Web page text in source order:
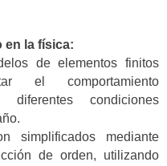
en la física:
de elementos finitos
el comportamiento
diferentes condiciones
simplificados mediante
de orden, utilizando